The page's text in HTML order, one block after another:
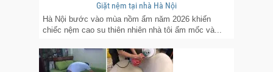
Giặt nệm tại nhà Hà Nội
Hà Nội bước vào mùa nồm ẩm năm 2026 khiến
chiếc nệm cao su thiên nhiên nhà tôi ẩm mốc và...